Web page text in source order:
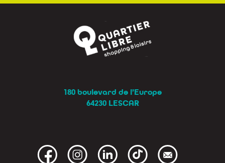
180 boulevard de l’Europe
64230 LESCAR